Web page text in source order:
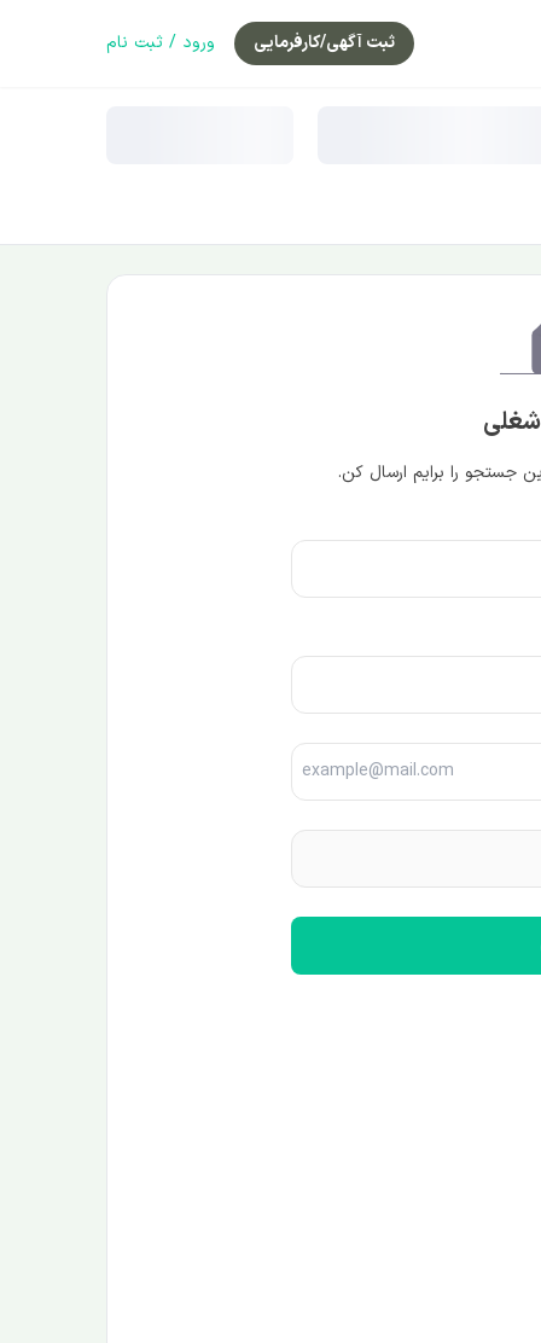
ثبت آگهی/کارفرمایی ورود / ثبت نام
شغلی
جستجو را برایم ارسال کن.